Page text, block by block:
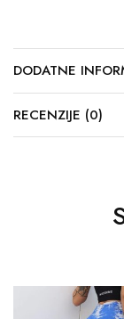
DODATNE
RECENZIJE (0)